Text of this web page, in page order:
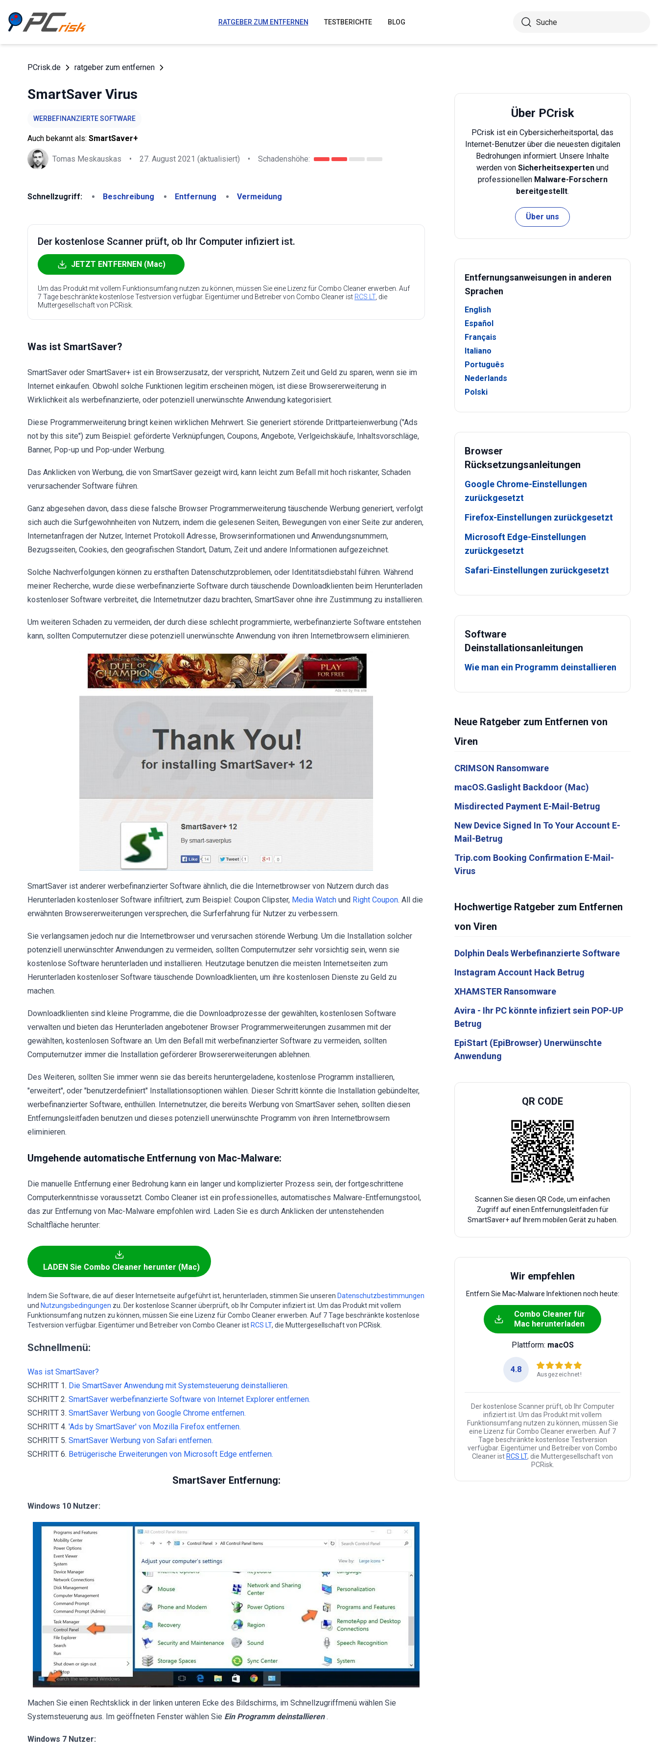
RATGEBER ZUM ENTFERNEN TESTBERICHTE BLOG
PCrisk.de ratgeber zum entfernen
SmartSaver Virus
WERBEFINANZIERTE SOFTWARE
Auch bekannt als: SmartSaver+
Tomas Meskauskas • 27. August 2021 (aktualisiert) • Schadenshöhe:
Schnellzugriff: Beschreibung Entfernung Vermeidung
Der kostenlose Scanner prüft, ob Ihr Computer infiziert ist.
JETZT ENTFERNEN (Mac)
Um das Produkt mit vollem Funktionsumfang nutzen zu können, müssen Sie eine Lizenz für Combo Cleaner erwerben. Auf
7 Tage beschränkte kostenlose Testversion verfügbar. Eigentümer und Betreiber von Combo Cleaner ist RCS LT, die
Muttergesellschaft von PCRisk.
Was ist SmartSaver?
SmartSaver oder SmartSaver+ ist ein Browserzusatz, der verspricht, Nutzern Zeit und Geld zu sparen, wenn sie im
Internet einkaufen. Obwohl solche Funktionen legitim erscheinen mögen, ist diese Browsererweiterung in
Wirklichkeit als werbefinanzierte, oder potenziell unerwünschte Anwendung kategorisiert.
Diese Programmerweiterung bringt keinen wirklichen Mehrwert. Sie generiert störende Drittparteienwerbung ("Ads
not by this site") zum Beispiel: geförderte Verknüpfungen, Coupons, Angebote, Verlgeichskäufe, Inhaltsvorschläge,
Banner, Pop-up und Pop-under Werbung.
Das Anklicken von Werbung, die von SmartSaver gezeigt wird, kann leicht zum Befall mit hoch riskanter, Schaden
verursachender Software führen.
Ganz abgesehen davon, dass diese falsche Browser Programmerweiterung täuschende Werbung generiert, verfolgt
sich auch die Surfgewohnheiten von Nutzern, indem die gelesenen Seiten, Bewegungen von einer Seite zur anderen,
Internetanfragen der Nutzer, Internet Protokoll Adresse, Browserinformationen und Anwendungsnummern,
Bezugsseiten, Cookies, den geografischen Standort, Datum, Zeit und andere Informationen aufgezeichnet.
Solche Nachverfolgungen können zu ersthaften Datenschutzproblemen, oder Identitätsdiebstahl führen. Während
meiner Recherche, wurde diese werbefinanzierte Software durch täuschende Downloadklienten beim Herunterladen
kostenloser Software verbreitet, die Internetnutzer dazu brachten, SmartSaver ohne ihre Zustimmung zu installieren.
Um weiteren Schaden zu vermeiden, der durch diese schlecht programmierte, werbefinanzierte Software entstehen
kann, sollten Computernutzer diese potenziell unerwünschte Anwendung von ihren Internetbrowsern eliminieren.
SmartSaver ist anderer werbefinanzierter Software ähnlich, die die Internetbrowser von Nutzern durch das
Herunterladen kostenloser Software infiltriert, zum Beispiel: Coupon Clipster, Media Watch und Right Coupon. All die
erwähnten Browsererweiterungen versprechen, die Surferfahrung für Nutzer zu verbessern.
Sie verlangsamen jedoch nur die Internetbrowser und verursachen störende Werbung. Um die Installation solcher
potenziell unerwünschter Anwendungen zu vermeiden, sollten Computernutzer sehr vorsichtig sein, wenn sie
kostenlose Software herunterladen und installieren. Heutzutage benutzen die meisten Internetseiten zum
Herunterladen kostenloser Software täuschende Downloadklienten, um ihre kostenlosen Dienste zu Geld zu
machen.
Downloadklienten sind kleine Programme, die die Downloadprozesse der gewählten, kostenlosen Software
verwalten und bieten das Herunterladen angebotener Browser Programmerweiterungen zusammen mit der
gewählten, kostenlosen Software an. Um den Befall mit werbefinanzierter Software zu vermeiden, sollten
Computernutzer immer die Installation geförderer Browsererweiterungen ablehnen.
Des Weiteren, sollten Sie immer wenn sie das bereits heruntergeladene, kostenlose Programm installieren,
"erweitert", oder "benutzerdefiniert" Installationsoptionen wählen. Dieser Schritt könnte die Installation gebündelter,
werbefinanzierter Software, enthüllen. Internetnutzer, die bereits Werbung von SmartSaver sehen, sollten diesen
Entfernungsleitfaden benutzen und dieses potenziell unerwünschte Programm von ihren Internetbrowsern
eliminieren.
Umgehende automatische Entfernung von Mac-Malware:
Die manuelle Entfernung einer Bedrohung kann ein langer und komplizierter Prozess sein, der fortgeschrittene
Computerkenntnisse voraussetzt. Combo Cleaner ist ein professionelles, automatisches Malware-Entfernungstool,
das zur Entfernung von Mac-Malware empfohlen wird. Laden Sie es durch Anklicken der untenstehenden
Schaltfläche herunter:
LADEN Sie Combo Cleaner herunter (Mac)
Indem Sie Software, die auf dieser Internetseite aufgeführt ist, herunterladen, stimmen Sie unseren Datenschutzbestimmungen
und Nutzungsbedingungen zu. Der kostenlose Scanner überprüft, ob Ihr Computer infiziert ist. Um das Produkt mit vollem
Funktionsumfang nutzen zu können, müssen Sie eine Lizenz für Combo Cleaner erwerben. Auf 7 Tage beschränkte kostenlose
Testversion verfügbar. Eigentümer und Betreiber von Combo Cleaner ist RCS LT, die Muttergesellschaft von PCRisk.
Schnellmenü:
Was ist SmartSaver?
SCHRITT 1. Die SmartSaver Anwendung mit Systemsteuerung deinstallieren.
SCHRITT 2. SmartSaver werbefinanzierte Software von Internet Explorer entfernen.
SCHRITT 3. SmartSaver Werbung von Google Chrome entfernen.
SCHRITT 4. 'Ads by SmartSaver' von Mozilla Firefox entfernen.
SCHRITT 5. SmartSaver Werbung von Safari entfernen.
SCHRITT 6. Betrügerische Erweiterungen von Microsoft Edge entfernen.
SmartSaver Entfernung:
Windows 10 Nutzer:
Machen Sie einen Rechtsklick in der linken unteren Ecke des Bildschirms, im Schnellzugriffmenü wählen Sie
Systemsteuerung aus. Im geöffneten Fenster wählen Sie Ein Programm deinstallieren .
Windows 7 Nutzer:
Über PCrisk
PCrisk ist ein Cybersicherheitsportal, das
Internet-Benutzer über die neuesten digitalen
Bedrohungen informiert. Unsere Inhalte
werden von Sicherheitsexperten und
professionellen Malware-Forschern
bereitgestellt.
Über uns
Entfernungsanweisungen in anderen
Sprachen
English
Español
Français
Italiano
Português
Nederlands
Polski
Browser
Rücksetzungsanleitungen
Google Chrome-Einstellungen
zurückgesetzt
Firefox-Einstellungen zurückgesetzt
Microsoft Edge-Einstellungen
zurückgesetzt
Safari-Einstellungen zurückgesetzt
Software
Deinstallationsanleitungen
Wie man ein Programm deinstallieren
Neue Ratgeber zum Entfernen von
Viren
CRIMSON Ransomware
macOS.Gaslight Backdoor (Mac)
Misdirected Payment E-Mail-Betrug
New Device Signed In To Your Account E-
Mail-Betrug
Trip.com Booking Confirmation E-Mail-
Virus
Hochwertige Ratgeber zum Entfernen
von Viren
Dolphin Deals Werbefinanzierte Software
Instagram Account Hack Betrug
XHAMSTER Ransomware
Avira - Ihr PC könnte infiziert sein POP-UP
Betrug
EpiStart (EpiBrowser) Unerwünschte
Anwendung
QR CODE
Scannen Sie diesen QR Code, um einfachen
Zugriff auf einen Entfernungsleitfaden für
SmartSaver+ auf Ihrem mobilen Gerät zu haben.
Wir empfehlen
Entfern Sie Mac-Malware Infektionen noch heute:
Combo Cleaner für
Mac herunterladen
Plattform: macOS
4.8
Ausgezeichnet!
Der kostenlose Scanner prüft, ob Ihr Computer
infiziert ist. Um das Produkt mit vollem
Funktionsumfang nutzen zu können, müssen Sie
eine Lizenz für Combo Cleaner erwerben. Auf 7
Tage beschränkte kostenlose Testversion
verfügbar. Eigentümer und Betreiber von Combo
Cleaner ist RCS LT, die Muttergesellschaft von
PCRisk.